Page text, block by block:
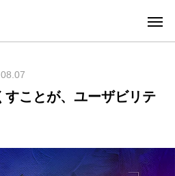
すことが、ユーザビリテ